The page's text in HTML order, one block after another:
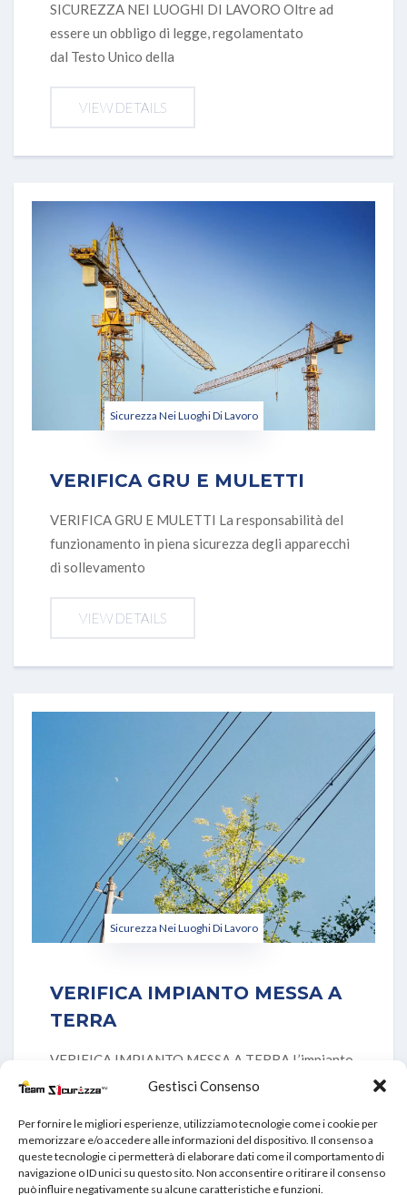
Gestisci Consenso
Per fornire le migliori esperienze, utilizziamo tecnologie come i cookie per
memorizzare e/o accedere alle informazioni del dispositivo. Il consenso a
queste tecnologie ci permetterà di elaborare dati come il comportamento di
navigazione o ID unici su questo sito. Non acconsentire o ritirare il consenso
può influire negativamente su alcune caratteristiche e funzioni.
SICUREZZA NEI LUOGHI DI LAVORO Oltre ad
essere un obbligo di legge, regolamentato
dal Testo Unico della
VIEW DETAILS
Sicurezza Nei Luoghi Di Lavoro
VERIFICA GRU E MULETTI
VERIFICA GRU E MULETTI La responsabilità del
funzionamento in piena sicurezza degli apparecchi
di sollevamento
VIEW DETAILS
Sicurezza Nei Luoghi Di Lavoro
VERIFICA IMPIANTO MESSA A
TERRA
VERIFICA IMPIANTO MESSA A TERRA L’impianto
di terra costituisce parte fondamentale del sistema
VIEW DETAILS